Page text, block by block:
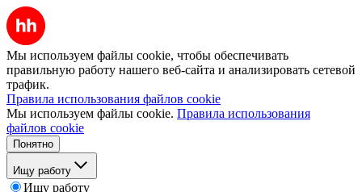
Мы используем файлы cookie, чтобы обеспечивать
правильную работу нашего веб-сайта и анализировать сетевой
трафик.
Правила использования файлов cookie
Мы используем файлы cookie. Правила использования
файлов cookie
Понятно
Ищу работу
Ищу работу